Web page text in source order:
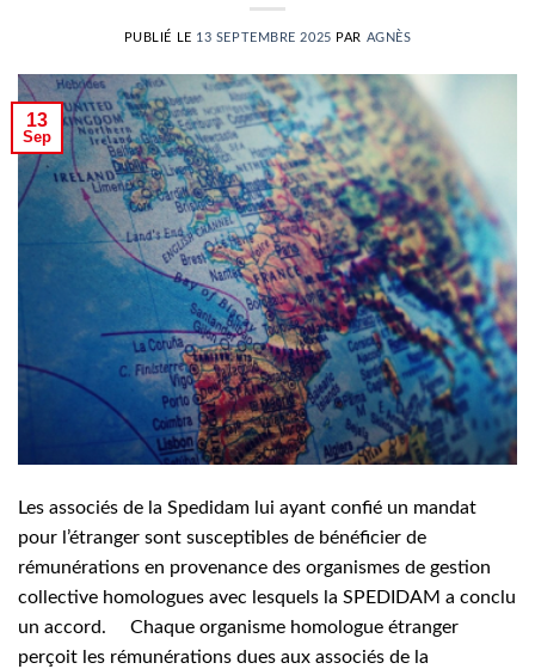
PUBLIÉ LE 13 SEPTEMBRE 2025 PAR AGNÈS
13
Sep
Les associés de la Spedidam lui ayant confié un mandat
pour l’étranger sont susceptibles de bénéficier de
rémunérations en provenance des organismes de gestion
collective homologues avec lesquels la SPEDIDAM a conclu
un accord. Chaque organisme homologue étranger
perçoit les rémunérations dues aux associés de la